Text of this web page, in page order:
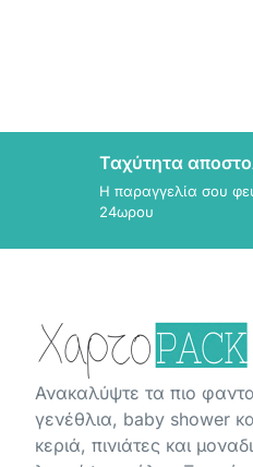
Ταχύτητα
Η παραγγελία σου
24ωρου
Ανακαλύψτε τα πιο
γενέθλια, baby shower
κεριά, πινιάτες και